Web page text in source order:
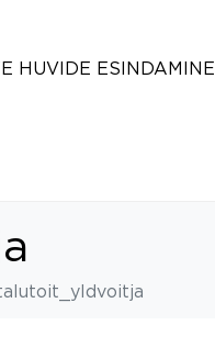
HUVIDE ESINDAMINE